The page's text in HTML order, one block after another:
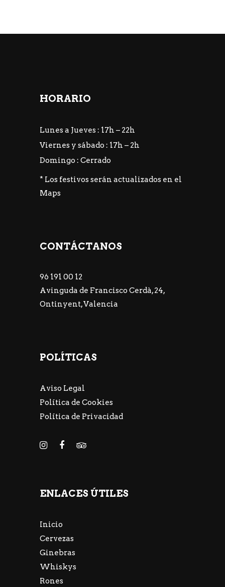
HORARIO
Lunes a Jueves : 17h – 22h
Viernes y sábado : 17h – 2h
Domingo : Cerrado
* Los festivos serán actualizados en el
Maps
CONTÁCTANOS
96 191 00 12
Avinguda de Francisco Cerdà, 24,
Ontinyent, Valencia
POLÍTICAS
Aviso Legal
Política de Cookies
Política de Privacidad
ENLACES ÚTILES
Inicio
Cervezas
Ginebras
Whiskys
Rones